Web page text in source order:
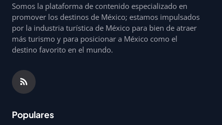
Somos la plataforma de contenido especializado en
promover los destinos de México; estamos impulsados
por la industria turística de México para bien de atraer
más turismo y para posicionar a México como el
destino favorito en el mundo.
Populares